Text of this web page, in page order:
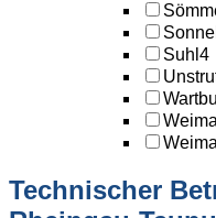
Suhl 4
Technischer